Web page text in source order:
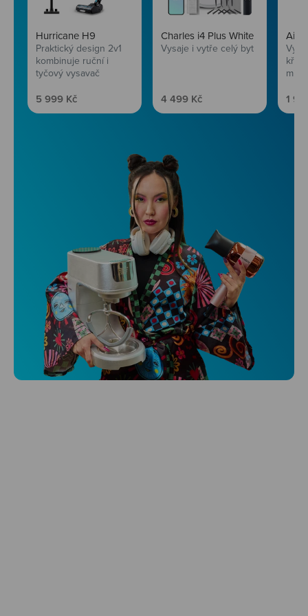
Hurricane H9
Praktický design 2v1
kombinuje ruční i
tyčový vysavač
Prodejní cena
5 999 Kč
Charles i4 Plus White
Vysaje i vytře celý byt
Prodejní cena
4 499 Kč 1
Niceboy ONE Ultra
Hlídá ti zdraví, spánek i pohyb a ještě k
tomu platí.